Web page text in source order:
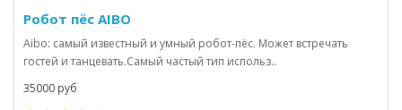
Робот пёс AIBO
Aibo: самый известный и умный робот-пёс. Может встречать
гостей и танцевать.Самый частый тип использ..
35000 руб